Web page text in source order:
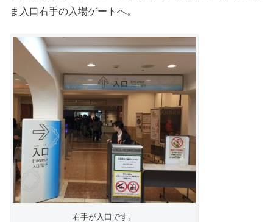
ま入口右手の入場ゲートへ。
右手が入口です。